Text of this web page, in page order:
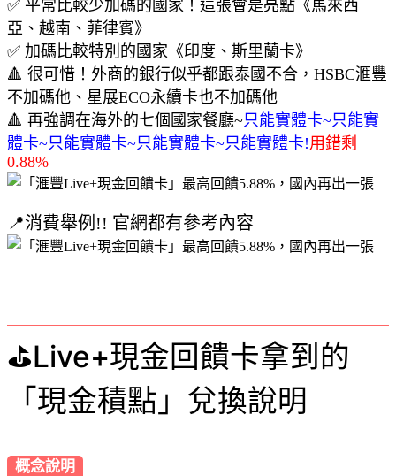
✅ 平常比較少加碼的國家！這張會是亮點《馬來西
亞、越南、菲律賓》
✅ 加碼比較特別的國家《印度、斯里蘭卡》
🔺 很可惜！外商的銀行似乎都跟泰國不合，HSBC滙豐
不加碼他、星展ECO永續卡也不加碼他
🔺 再強調在海外的七個國家餐廳~只能實體卡~只能實
體卡~只能實體卡~只能實體卡~只能實體卡!用錯剩
0.88%
📍消費舉例!! 官網都有參考內容
⛳Live+現金回饋卡拿到的
「現金積點」兌換說明
概念說明